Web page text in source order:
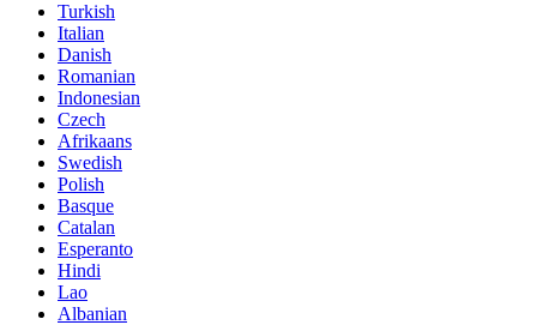
Turkish
Italian
Danish
Romanian
Indonesian
Czech
Afrikaans
Swedish
Polish
Basque
Catalan
Esperanto
Hindi
Lao
Albanian